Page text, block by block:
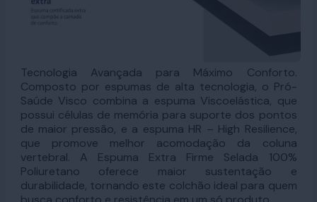
Tecnologia Avançada para Máximo Conforto.
Composto por espumas de alta tecnologia, o Pró-
Saúde Visco combina a espuma Viscoelástica, que
possui células de memória para suporte dos pontos
de maior pressão, e a espuma HR – High Resilience,
que promove melhor acomodação da coluna
vertebral. A Espuma Extra Firme Selada 100%
Poliuretano oferece maior sustentação e
durabilidade, tornando este colchão ideal para quem